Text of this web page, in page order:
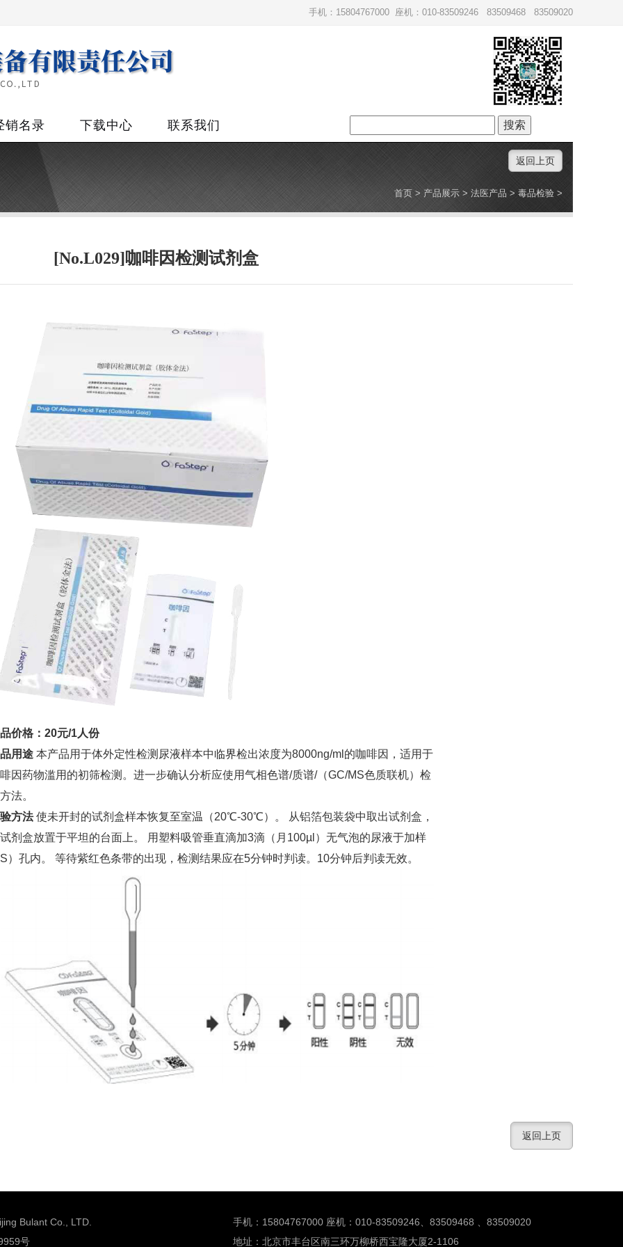
手机：15804767000 座机：010-83509246 83509468 83509020
销名录 下载中心 联系我们
索：
返回上页
首页 > 产品展示 > 法医产品 > 毒品检验 >
[No.L029]咖啡因检测试剂盒
价格：20元/1人份
用途 本产品用于体外定性检测尿液样本中临界检出浓度为8000ng/ml的咖啡因，适用于
因药物滥用的初筛检测。进一步确认分析应使用气相色谱/质谱/（GC/MS色质联机）检
法。
方法使未开封的试剂盒样本恢复至室温（20℃-30℃）。 从铝箔包装袋中取出试剂盒，
剂盒放置于平坦的台面上。 用塑料吸管垂直滴加3滴（月100µl）无气泡的尿液于加样
S）孔内。 等待紫红色条带的出现，检测结果应在5分钟时判读。10分钟后判读无效。
返回上页
Bulant Co., LTD.
号
手机：15804767000 座机：010-83509246、83509468 、83509020
地址：北京市丰台区南三环万柳桥西宝隆大厦2-1106